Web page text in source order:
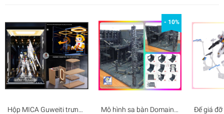
Hộp MICA Guweiti trưng
- 10%
Mô hình sa bàn Domain
Đế giá đỡ